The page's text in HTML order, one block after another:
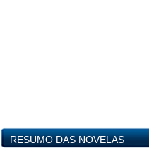
RESUMO DAS NOVELAS